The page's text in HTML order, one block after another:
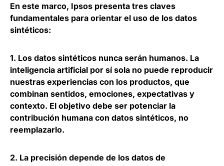
En este marco, Ipsos presenta tres claves
fundamentales para orientar el uso de los datos
sintéticos:
1. Los datos sintéticos nunca serán humanos. La
inteligencia artificial por sí sola no puede reproducir
nuestras experiencias con los productos, que
combinan sentidos, emociones, expectativas y
contexto. El objetivo debe ser potenciar la
contribución humana con datos sintéticos, no
reemplazarlo.
2. La precisión depende de los datos de